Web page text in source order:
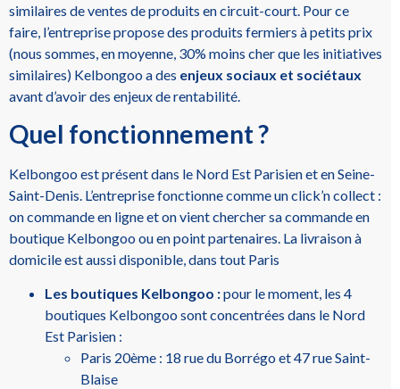
similaires de ventes de produits en circuit-court. Pour ce
faire, l’entreprise propose des produits fermiers à petits prix
(nous sommes, en moyenne, 30% moins cher que les initiatives
similaires) Kelbongoo a des enjeux sociaux et sociétaux
avant d’avoir des enjeux de rentabilité.
Quel fonctionnement ?
Kelbongoo est présent dans le Nord Est Parisien et en Seine-
Saint-Denis. L’entreprise fonctionne comme un click’n collect :
on commande en ligne et on vient chercher sa commande en
boutique Kelbongoo ou en point partenaires. La livraison à
domicile est aussi disponible, dans tout Paris
Les boutiques Kelbongoo :pour le moment, les 4
boutiques Kelbongoo sont concentrées dans le Nord
Est Parisien :
Paris 20ème : 18 rue du Borrégo et 47 rue Saint-
Blaise